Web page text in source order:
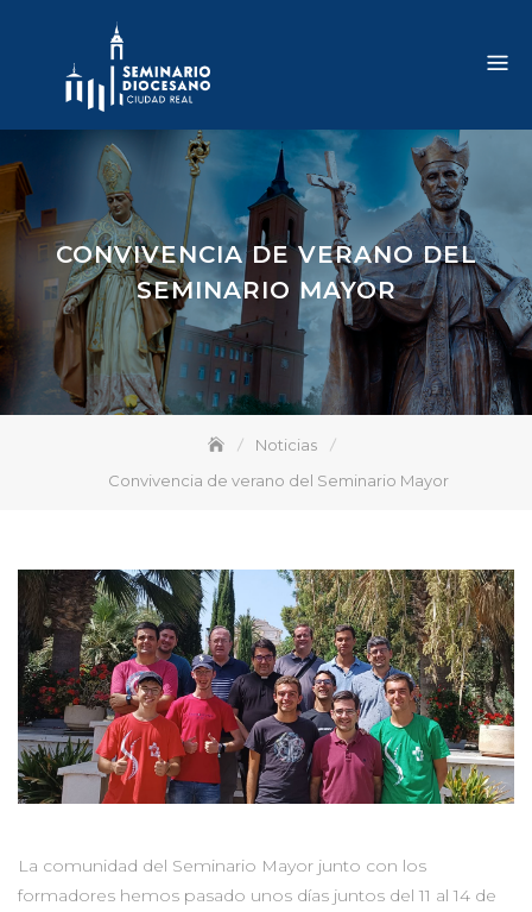
CONVIVENCIA DE VERANO DEL
SEMINARIO MAYOR
Noticias
Convivencia de verano del Seminario Mayor
La comunidad del Seminario Mayor junto con los
formadores hemos pasado unos días juntos del 11 al 14 de